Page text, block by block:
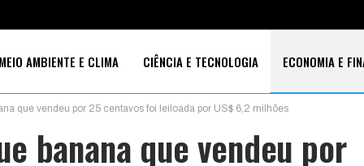
MEIO AMBIENTE E CLIMA CIÊNCIA E TECNOLOGIA ECONOMIA E
que vendeu por 25 centavos foi leiloada por US$ 6,2 milhões
banana que vendeu por